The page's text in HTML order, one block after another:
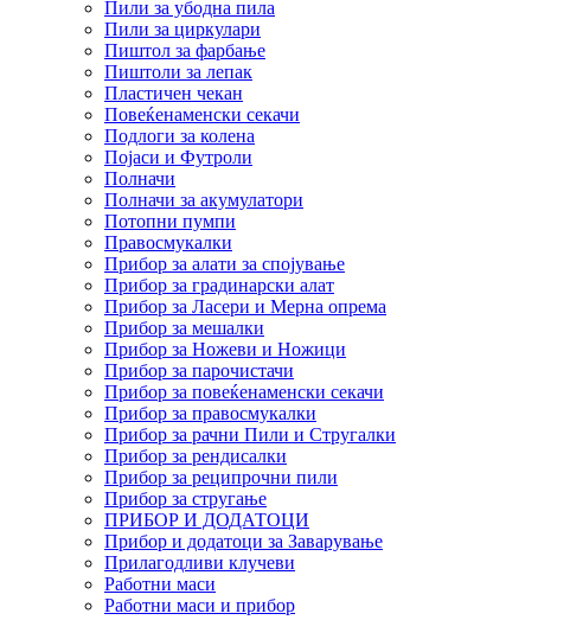
Пили за убодна пила
Пили за циркулари
Пиштол за фарбање
Пиштоли за лепак
Пластичен чекан
Повеќенаменски секачи
Подлоги за колена
Појаси и Футроли
Полначи
Полначи за акумулатори
Потопни пумпи
Правосмукалки
Прибор за алати за спојување
Прибор за градинарски алат
Прибор за Ласери и Мерна опрема
Прибор за мешалки
Прибор за Ножеви и Ножици
Прибор за парочистачи
Прибор за повеќенаменски секачи
Прибор за правосмукалки
Прибор за рачни Пили и Стругалки
Прибор за рендисалки
Прибор за реципрочни пили
Прибор за стругање
ПРИБОР И ДОДАТОЦИ
Прибор и додатоци за Заварување
Прилагодливи клучеви
Работни маси
Работни маси и прибор